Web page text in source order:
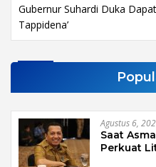
Gubernur Suhardi Duka
Tappidena’
Agustus 6,
Saat
Perkuat